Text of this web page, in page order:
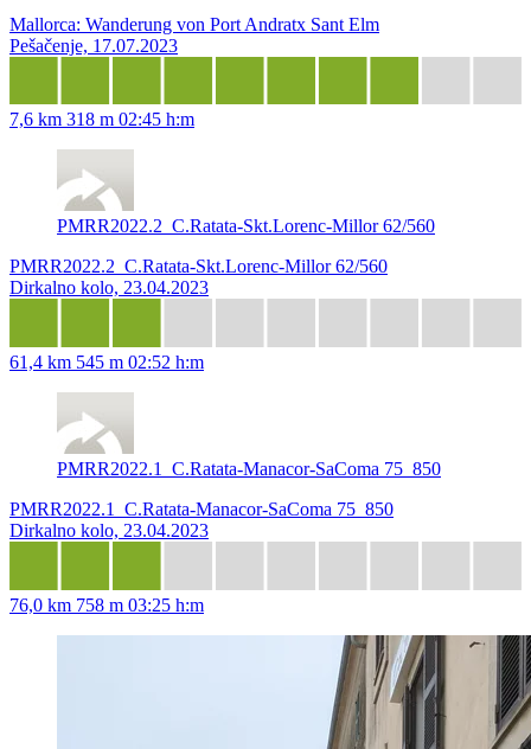
Mallorca: Wanderung von Port Andratx Sant Elm
Pešačenje, 17.07.2023
7,6 km 318 m 02:45 h:m
PMRR2022.2_C.Ratata-Skt.Lorenc-Millor 62/560
PMRR2022.2_C.Ratata-Skt.Lorenc-Millor 62/560
Dirkalno kolo, 23.04.2023
61,4 km 545 m 02:52 h:m
PMRR2022.1_C.Ratata-Manacor-SaComa 75_850
PMRR2022.1_C.Ratata-Manacor-SaComa 75_850
Dirkalno kolo, 23.04.2023
76,0 km 758 m 03:25 h:m